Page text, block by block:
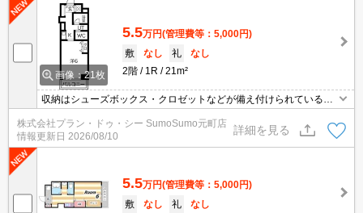
画像：21枚
5.5万円(管理費等：5,000円)
敷
なし 礼
なし
2階
1R 21m²
収納はシューズボックス・クロゼットなどが備え付けられているの
ターホン・オートロックなど充実しているので安心して生活できま
す。洗面化粧台を備えているので、歯ブラシやドライヤーなどをま
株式会社プラン・ドゥ・シー SumoSumo元町店
情報更新日 2026/08/10
詳細を見る
5.5万円(管理費等：5,000円)
敷
なし 礼
なし